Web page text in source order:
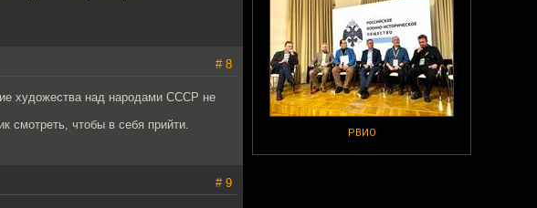
РВИО
# 8
художества над народами СССР не
смотреть, чтобы в себя прийти.
# 9